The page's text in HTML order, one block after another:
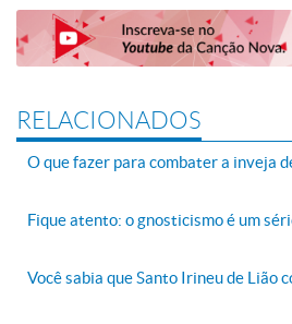
RELACIONADOS
O que fazer para combater a inveja
Fique atento: o gnosticismo é um
Você sabia que Santo Irineu de Lião